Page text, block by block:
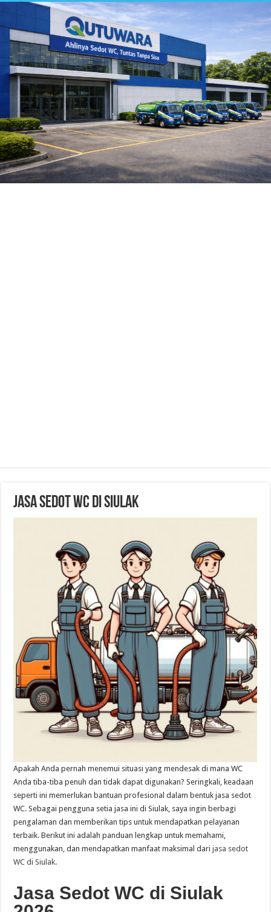
Jasa Sedot WC di Siulak
Apakah Anda pernah menemui situasi yang mendesak di mana WC
Anda tiba-tiba penuh dan tidak dapat digunakan? Seringkali, keadaan
seperti ini memerlukan bantuan profesional dalam bentuk jasa sedot
WC. Sebagai pengguna setia jasa ini di Siulak, saya ingin berbagi
pengalaman dan memberikan tips untuk mendapatkan pelayanan
terbaik. Berikut ini adalah panduan lengkap untuk memahami,
menggunakan, dan mendapatkan manfaat maksimal darijasa sedot
WC di Siulak.
Jasa Sedot WC di Siulak